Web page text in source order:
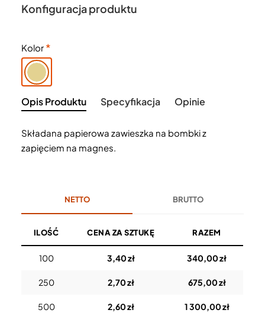
Konfiguracja produktu
Kolor
Opis Produktu Specyfikacja Opinie
Składana papierowa zawieszka na bombki z
zapięciem na magnes.
NETTO BRUTTO
ILOŚĆ CENA ZA SZTUKĘ RAZEM
100 3,40 zł 340,00 zł
250 2,70 zł 675,00 zł
500 2,60 zł 1 300,00 zł